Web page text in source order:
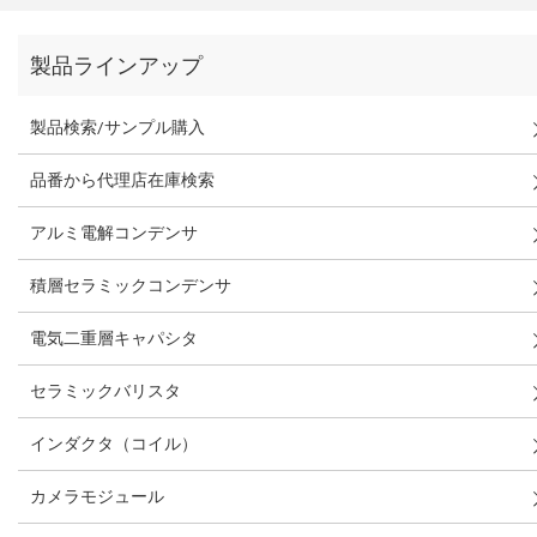
製品ラインアップ
製品検索/サンプル購入
品番から代理店在庫検索
アルミ電解コンデンサ
積層セラミックコンデンサ
電気二重層キャパシタ
セラミックバリスタ
インダクタ（コイル）
カメラモジュール